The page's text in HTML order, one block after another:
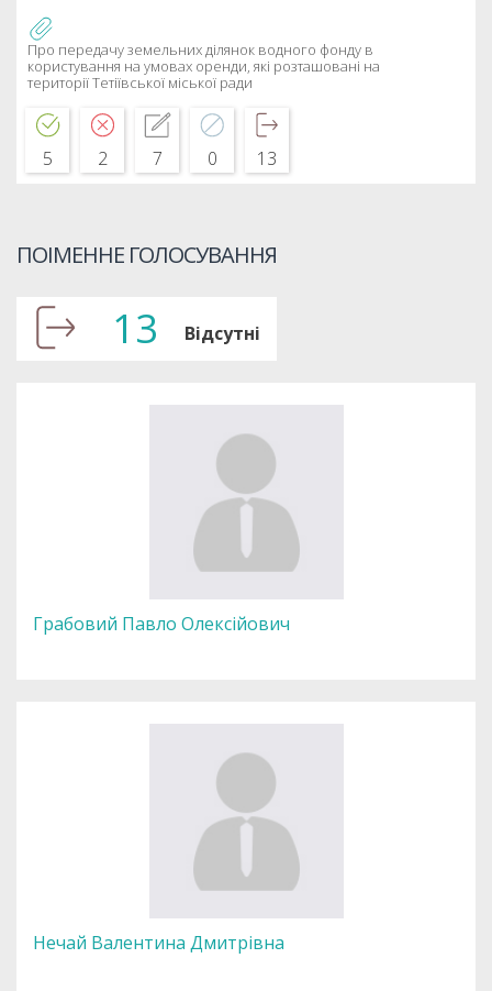
Про передачу земельних ділянок водного фонду в
користування на умовах оренди, які розташовані на
території Тетіївської міської ради
5 2 7 0 13
ПОІМЕННЕ ГОЛОСУВАННЯ
13 Відсутні
Грабовий Павло Олексійович
Нечай Валентина Дмитрівна